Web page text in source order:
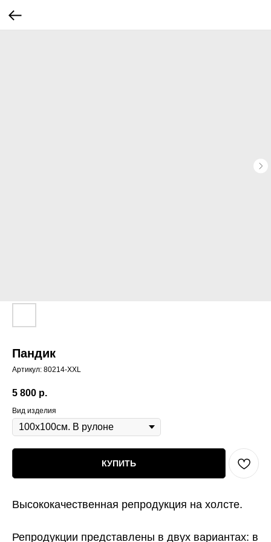
Пандик
Артикул: 80214-XXL
5 800 р.
Вид изделия
КУПИТЬ
Высококачественная репродукция на холсте.
Репродукции представлены в двух вариантах: в